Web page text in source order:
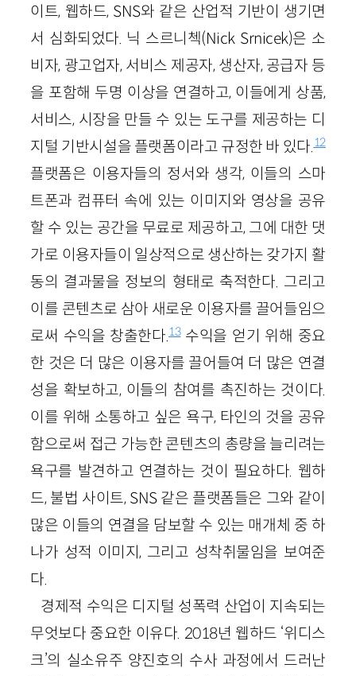
이트, 웹하드, SNS와 같은 산업적 기반이 생기면
서 심화되었다. 닉 스르니첵(Nick Srnicek)은 소
비자, 광고업자, 서비스 제공자, 생산자, 공급자 등
을 포함해 두명 이상을 연결하고, 이들에게 상품,
서비스, 시장을 만들 수 있는 도구를 제공하는 디
지털 기반시설을 플랫폼이라고 규정한 바 있다.12
플랫폼은 이용자들의 정서와 생각, 이들의 스마
트폰과 컴퓨터 속에 있는 이미지와 영상을 공유
할 수 있는 공간을 무료로 제공하고, 그에 대한 댓
가로 이용자들이 일상적으로 생산하는 갖가지 활
동의 결과물을 정보의 형태로 축적한다. 그리고
이를 콘텐츠로 삼아 새로운 이용자를 끌어들임으
로써 수익을 창출한다.13수익을 얻기 위해 중요
한 것은 더 많은 이용자를 끌어들여 더 많은 연결
성을 확보하고, 이들의 참여를 촉진하는 것이다.
이를 위해 소통하고 싶은 욕구, 타인의 것을 공유
함으로써 접근 가능한 콘텐츠의 총량을 늘리려는
욕구를 발견하고 연결하는 것이 필요하다. 웹하
드, 불법 사이트, SNS 같은 플랫폼들은 그와 같이
많은 이들의 연결을 담보할 수 있는 매개체 중 하
나가 성적 이미지, 그리고 성착취물임을 보여준
다.
경제적 수익은 디지털 성폭력 산업이 지속되는
무엇보다 중요한 이유다. 2018년 웹하드 ‘위디스
크’의 실소유주 양진호의 수사 과정에서 드러난